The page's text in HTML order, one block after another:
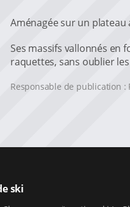
Aménagée sur un
Ses massifs vallonnés en
raquettes, sans oublier
Responsable de publication :
ski